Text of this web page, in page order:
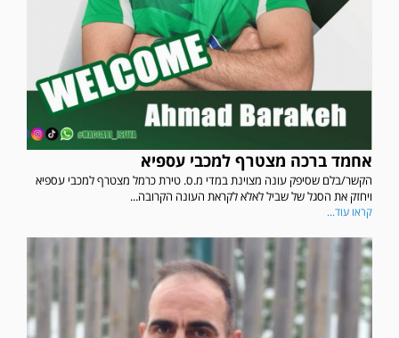
אחמד ברכה מצטרף למכבי עספיא
הקשר/בלם שסיפק עונה מצוינת במדי מ.ס. טירת כרמל מצטרף למכבי עספיא
ויחזק את הסגל של שביל לאלא לקראת העונה הקרובה...
קראו עוד...